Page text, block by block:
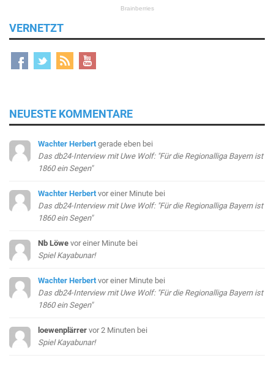
VERNETZT
NEUESTE KOMMENTARE
Wachter Herbert gerade eben bei
Das db24-Interview mit Uwe Wolf: "Für die Regionalliga Bayern ist
1860 ein Segen"
Wachter Herbert vor einer Minute bei
Das db24-Interview mit Uwe Wolf: "Für die Regionalliga Bayern ist
1860 ein Segen"
Nb Löwe vor einer Minute bei
Spiel Kayabunar!
Wachter Herbert vor einer Minute bei
Das db24-Interview mit Uwe Wolf: "Für die Regionalliga Bayern ist
1860 ein Segen"
loewenplärrer vor 2 Minuten bei
Spiel Kayabunar!